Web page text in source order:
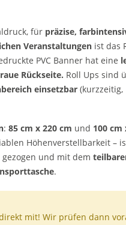
für präzise,
Veranstaltungen ist das
PVC Banner hat eine
Rückseite. Roll Ups sind
einsetzbar (kurzzeitig,
: 85 cm x 220 cm und 100 cm
Höhenverstellbarkeit –
und mit dem
.
mit! Wir prüfen dann